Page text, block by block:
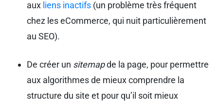
aux liens inactifs (un problème très fréquent
chez les eCommerce, qui nuit particulièrement
au SEO).
De créer un sitemapde la page, pour permettre
aux algorithmes de mieux comprendre la
structure du site et pour qu’il soit mieux